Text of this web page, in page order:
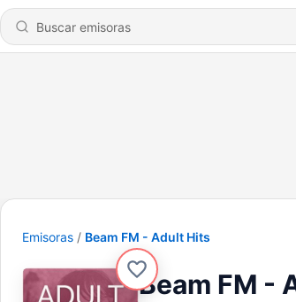
Emisoras Beam FM - Adult Hits
Beam FM -